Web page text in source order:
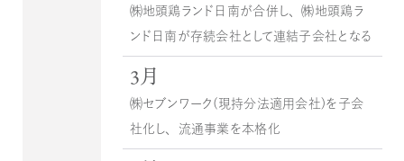
㈱地頭鶏ランド日南が合併し、㈱地頭鶏ラ
ンド日南が存続会社として連結子会社となる
3月
㈱セブンワーク（現持分法適用会社）を子会
社化し、流通事業を本格化